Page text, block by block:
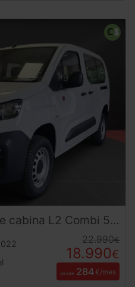
L2 Combi 5 plazas 4X4 130CV
22.990€
18.990€
desde 284€/mes